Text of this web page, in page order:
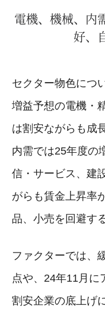
電機、機械、内
好、
セクター物色につ
増益予想の電機・
は割安ながらも成
内需では25年度の
信・サービス、建
がらも賃金上昇率
品、小売を回避す
ファクターでは、
点や、24年11月に
割安企業の底上げ